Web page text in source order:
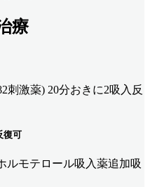
療
刺激薬) 20分おきに2吸入反
復可
ルモテロール吸入薬追加吸